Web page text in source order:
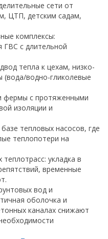
сети от
ЦТП, детским садам,
комплексы:
ГВС с длительной
тепла к цехам, низко-
(вода/водно-гликолевые
фермы с протяженными
изоляции и
тепловых насосов, где
теплопотери на
укладка в
временные
вод и
оболочка и
каналах снижают